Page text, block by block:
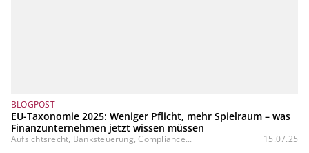
BLOGPOST
EU-Taxonomie 2025: Weniger Pflicht, mehr Spielraum – was
Finanzunternehmen jetzt wissen müssen
Aufsichtsrecht, Banksteuerung, Compliance... 15.07.25